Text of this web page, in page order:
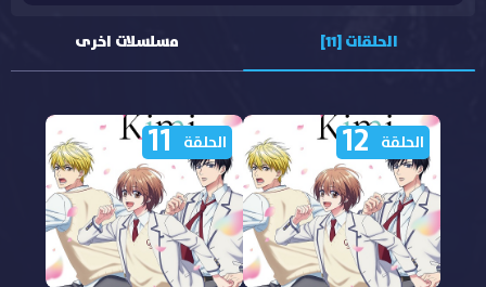
الحلقات [11] مسلسلات اخرى
الحلقة 12 الحلقة 11